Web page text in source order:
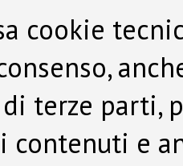
cookie
terze parti,
contenuti e